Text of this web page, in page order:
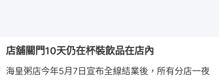
店舖關門10天仍在杯裝飲品在店內
海皇粥店今年5月7日宣布全線結業後，所有分店一夜